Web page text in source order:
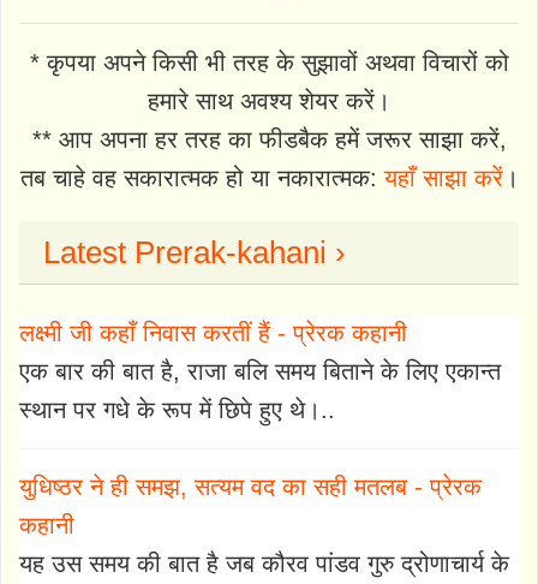
* कृपया अपने किसी भी तरह के सुझावों अथवा विचारों को
हमारे साथ अवश्य शेयर करें।
** आप अपना हर तरह का फीडबैक हमें जरूर साझा करें,
तब चाहे वह सकारात्मक हो या नकारात्मक:यहाँ साझा करें।
Latest Prerak-kahani ›
लक्ष्मी जी कहाँ निवास करतीं हैं - प्रेरक कहानी
एक बार की बात है, राजा बलि समय बिताने के लिए एकान्त
स्थान पर गधे के रूप में छिपे हुए थे।..
युधिष्ठर ने ही समझ, सत्यम वद का सही मतलब - प्रेरक
कहानी
यह उस समय की बात है जब कौरव पांडव गुरु द्रोणाचार्य के